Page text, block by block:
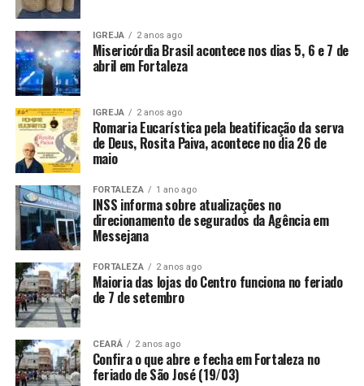
IGREJA 2 anos ago
Misericórdia Brasil acontece nos dias 5, 6 e 7 de
abril em Fortaleza
IGREJA 2 anos ago
Romaria Eucarística pela beatificação da serva
de Deus, Rosita Paiva, acontece no dia 26 de
maio
FORTALEZA 1 ano ago
INSS informa sobre atualizações no
direcionamento de segurados da Agência em
Messejana
FORTALEZA 2 anos ago
Maioria das lojas do Centro funciona no feriado
de 7 de setembro
CEARÁ 2 anos ago
Confira o que abre e fecha em Fortaleza no
feriado de São José (19/03)